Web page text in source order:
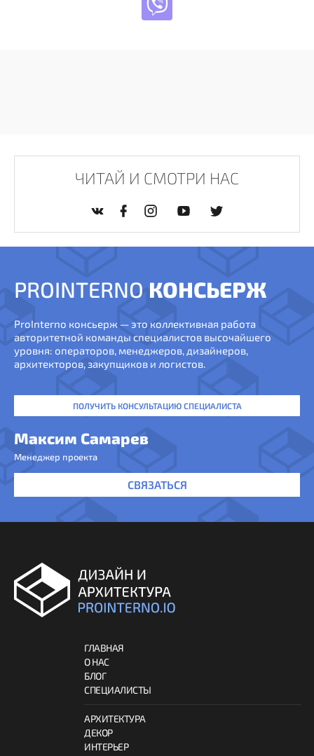
ЧИТАЙ И СМОТРИ НАС
PROINTERNO КОНСЬЕРЖ
ProInterno консьерж — это коллективная работа
авторитетной команды специалистов высочайшего
уровня: операторов, менеджеров, дизайнеров,
архитекторов, закупщиков и логистов.
ПОЛУЧИТЬ КОНСУЛЬТАЦИЮ СПЕЦИАЛИСТА
Максим Самарев
Менеджер проекта
СВЯЗАТЬСЯ
ГЛАВНАЯ
О НАС
БЛОГ
СПЕЦИАЛИСТЫ
АРХИТЕКТУРА
ДЕКОР
ИНТЕРЬЕР